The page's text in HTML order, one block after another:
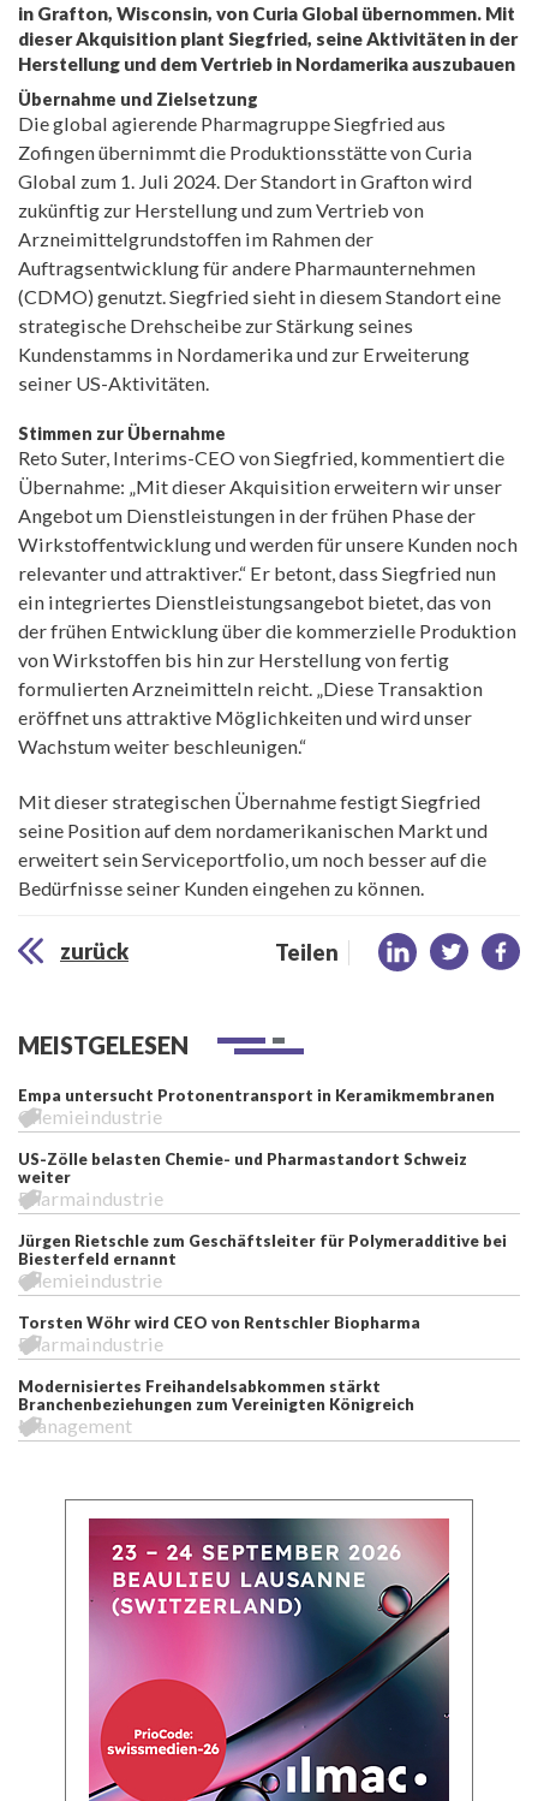
in Grafton, Wisconsin, von Curia Global übernommen. Mit
dieser Akquisition plant Siegfried, seine Aktivitäten in der
Herstellung und dem Vertrieb in Nordamerika auszubauen
Übernahme und Zielsetzung
Die global agierende Pharmagruppe Siegfried aus
Zofingen übernimmt die Produktionsstätte von Curia
Global zum 1. Juli 2024. Der Standort in Grafton wird
zukünftig zur Herstellung und zum Vertrieb von
Arzneimittelgrundstoffen im Rahmen der
Auftragsentwicklung für andere Pharmaunternehmen
(CDMO) genutzt. Siegfried sieht in diesem Standort eine
strategische Drehscheibe zur Stärkung seines
Kundenstamms in Nordamerika und zur Erweiterung
seiner US-Aktivitäten.
Stimmen zur Übernahme
Reto Suter, Interims-CEO von Siegfried, kommentiert die
Übernahme: „Mit dieser Akquisition erweitern wir unser
Angebot um Dienstleistungen in der frühen Phase der
Wirkstoffentwicklung und werden für unsere Kunden noch
relevanter und attraktiver.“ Er betont, dass Siegfried nun
ein integriertes Dienstleistungsangebot bietet, das von
der frühen Entwicklung über die kommerzielle Produktion
von Wirkstoffen bis hin zur Herstellung von fertig
formulierten Arzneimitteln reicht. „Diese Transaktion
eröffnet uns attraktive Möglichkeiten und wird unser
Wachstum weiter beschleunigen.“
Mit dieser strategischen Übernahme festigt Siegfried
seine Position auf dem nordamerikanischen Markt und
erweitert sein Serviceportfolio, um noch besser auf die
Bedürfnisse seiner Kunden eingehen zu können.
zurück Teilen
MEISTGELESEN
Empa untersucht Protonentransport in Keramikmembranen
Chemieindustrie
US-Zölle belasten Chemie- und Pharmastandort Schweiz
weiter
Pharmaindustrie
Jürgen Rietschle zum Geschäftsleiter für Polymeradditive bei
Biesterfeld ernannt
Chemieindustrie
Torsten Wöhr wird CEO von Rentschler Biopharma
Pharmaindustrie
Modernisiertes Freihandelsabkommen stärkt
Branchenbeziehungen zum Vereinigten Königreich
Management